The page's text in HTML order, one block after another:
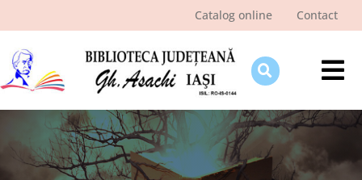
Catalog online Contact
Despre bibliotecă
Pagina cititorului